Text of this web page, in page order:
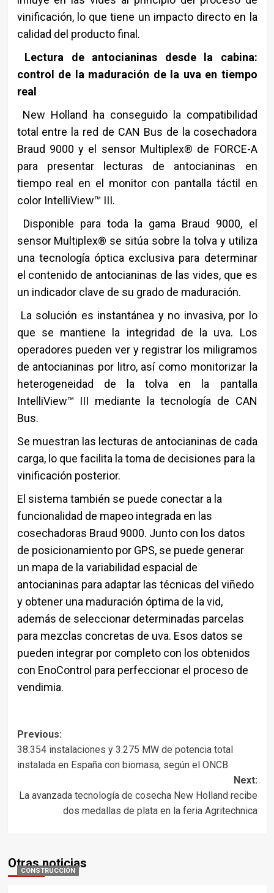
vinificación, lo que tiene un impacto directo en la
calidad del producto final.
Lectura de antocianinas desde la cabina:
control de la maduración de la uva en tiempo
real
New Holland ha conseguido la compatibilidad
total entre la red de CAN Bus de la cosechadora
Braud 9000 y el sensor Multiplex® de FORCE-A
para presentar lecturas de antocianinas en
tiempo real en el monitor con pantalla táctil en
color IntelliView™ III.
Disponible para toda la gama Braud 9000, el
sensor Multiplex® se sitúa sobre la tolva y utiliza
una tecnología óptica exclusiva para determinar
el contenido de antocianinas de las vides, que es
un indicador clave de su grado de maduración.
La solución es instantánea y no invasiva, por lo
que se mantiene la integridad de la uva. Los
operadores pueden ver y registrar los miligramos
de antocianinas por litro, así como monitorizar la
heterogeneidad de la tolva en la pantalla
IntelliView™ III mediante la tecnología de CAN
Bus.
Se muestran las lecturas de antocianinas de cada
carga, lo que facilita la toma de decisiones para la
vinificación posterior.
El sistema también se puede conectar a la
funcionalidad de mapeo integrada en las
cosechadoras Braud 9000. Junto con los datos
de posicionamiento por GPS, se puede generar
un mapa de la variabilidad espacial de
antocianinas para adaptar las técnicas del viñedo
y obtener una maduración óptima de la vid,
además de seleccionar determinadas parcelas
para mezclas concretas de uva. Esos datos se
pueden integrar por completo con los obtenidos
con EnoControl para perfeccionar el proceso de
vendimia.
Post
navigation
Previous:
38.354 instalaciones y 3.275 MW de potencia total
instalada en España con biomasa, según el ONCB
Next:
La avanzada tecnología de cosecha New Holland recibe
dos medallas de plata en la feria Agritechnica
Otras noticias
CONSTRUCCIÓN